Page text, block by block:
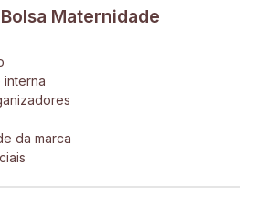
Maternidade
da marca